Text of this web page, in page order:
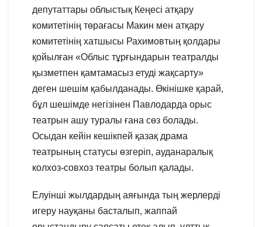
депутаттары облыстық Кеңесі атқару
комитетінің төрағасы Макин мен атқару
комитетінің хатшысы Рахимовтың қолдары
қойылған «Облыс тұрғындарын театралды
қызметпен қамтамасыз етуді жақсарту»
деген шешім қабылданады. Өкінішке қарай,
бұл шешімде негізінен Павлодарда орыс
театрын ашу туралы ғана сөз болады.
Осыдан кейін кешікпей қазақ драма
театрының статусы өзгеріп, ауданаралық
колхоз-совхоз театры болып қалады.
Елуінші жылдардың аяғында тың жерлерді
игеру науқаны басталып, жаппай